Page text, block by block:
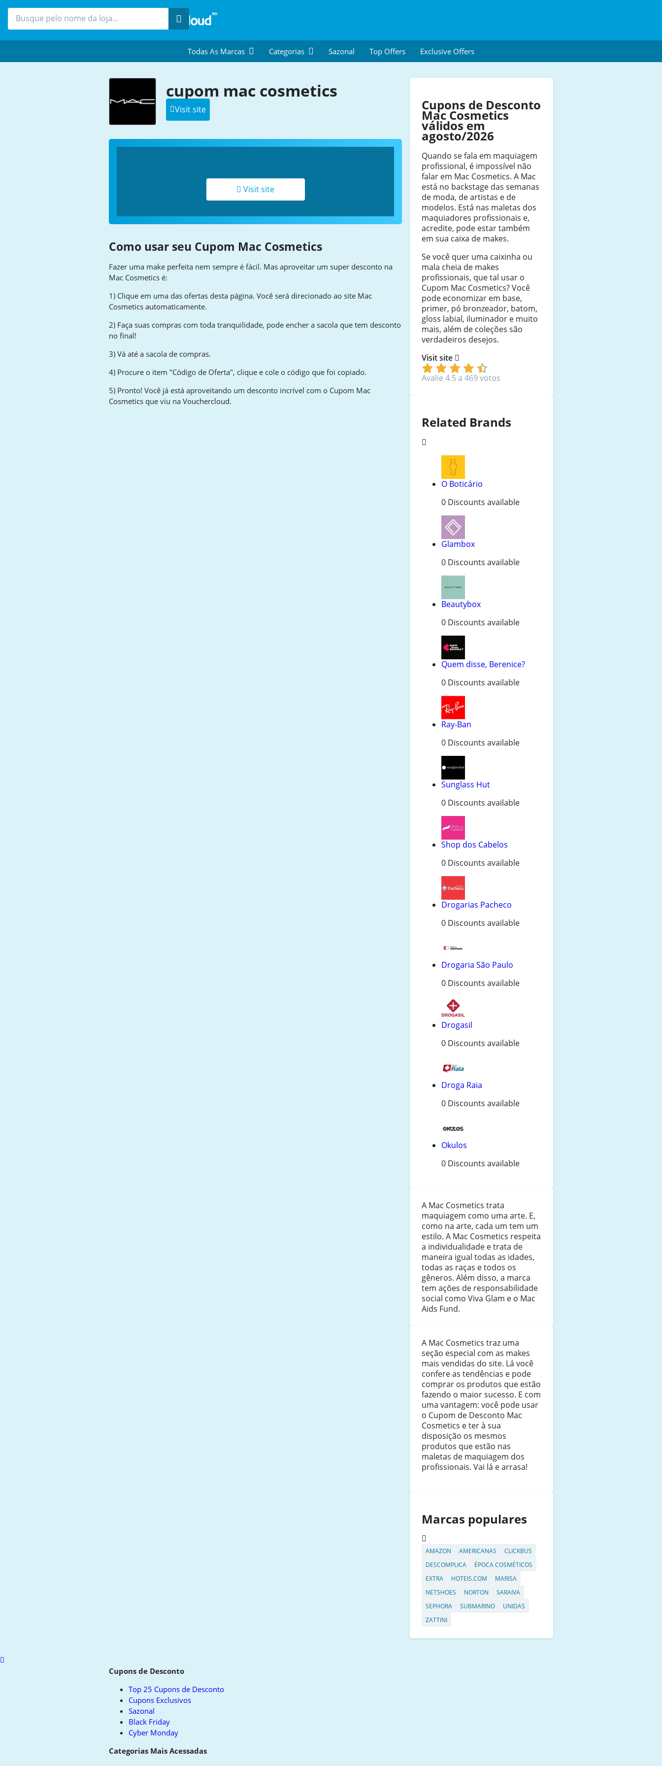
Procure
Todas As Marcas Categorias Sazonal Top Offers Exclusive Offers
cupom mac cosmetics
Visit site
Visit site
Como usar seu Cupom Mac Cosmetics
Fazer uma make perfeita nem sempre é fácil. Mas aproveitar um super desconto na
Mac Cosmetics é:
1) Clique em uma das ofertas desta página. Você será direcionado ao site Mac
Cosmetics automaticamente.
2) Faça suas compras com toda tranquilidade, pode encher a sacola que tem desconto
no final!
3) Vá até a sacola de compras.
4) Procure o item "Código de Oferta", clique e cole o código que foi copiado.
5) Pronto! Você já está aproveitando um desconto incrível com o Cupom Mac
Cosmetics que viu na Vouchercloud.
Cupons de Desconto
Mac Cosmetics
válidos em
agosto/2026
Quando se fala em maquiagem
profissional, é impossível não
falar em Mac Cosmetics. A Mac
está no backstage das semanas
de moda, de artistas e de
modelos. Está nas maletas dos
maquiadores profissionais e,
acredite, pode estar também
em sua caixa de makes.
Se você quer uma caixinha ou
mala cheia de makes
profissionais, que tal usar o
Cupom Mac Cosmetics? Você
pode economizar em base,
primer, pó bronzeador, batom,
gloss labial, iluminador e muito
mais, além de coleções são
verdadeiros desejos.
Visit site
Avalie 4.5 a 469 votos
Related Brands
O Boticário
0 Discounts available
Glambox
0 Discounts available
Beautybox
0 Discounts available
Quem disse, Berenice?
0 Discounts available
Ray-Ban
0 Discounts available
Sunglass Hut
0 Discounts available
Shop dos Cabelos
0 Discounts available
Drogarias Pacheco
0 Discounts available
Drogaria São Paulo
0 Discounts available
Drogasil
0 Discounts available
Droga Raia
0 Discounts available
Okulos
0 Discounts available
A Mac Cosmetics trata
maquiagem como uma arte. E,
como na arte, cada um tem um
estilo. A Mac Cosmetics respeita
a individualidade e trata de
maneira igual todas as idades,
todas as raças e todos os
gêneros. Além disso, a marca
tem ações de responsabilidade
social como Viva Glam e o Mac
Aids Fund.
A Mac Cosmetics traz uma
seção especial com as makes
mais vendidas do site. Lá você
confere as tendências e pode
comprar os produtos que estão
fazendo o maior sucesso. E com
uma vantagem: você pode usar
o Cupom de Desconto Mac
Cosmetics e ter à sua
disposição os mesmos
produtos que estão nas
maletas de maquiagem dos
profissionais. Vai lá e arrasa!
Marcas populares
AMAZON AMERICANAS
CLICKBUS
DESCOMPLICA
ÉPOCA COSMÉTICOS
EXTRA
HOTEIS.COM
MARISA
NETSHOES
NORTON
SARAIVA
SEPHORA
SUBMARINO
UNIDAS
ZATTINI
Scroll
Cupons de Desconto
Top 25 Cupons de Desconto
Cupons Exclusivos
Sazonal
Black Friday
Cyber Monday
Categorias Mais Acessadas